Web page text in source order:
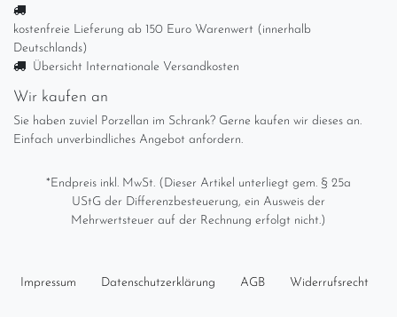
kostenfreie Lieferung ab 150 Euro Warenwert (innerhalb
Deutschlands)
Übersicht Internationale Versandkosten
Wir kaufen an
Sie haben zuviel Porzellan im Schrank? Gerne kaufen wir dieses an.
Einfach unverbindliches Angebot anfordern.
*Endpreis inkl. MwSt. (Dieser Artikel unterliegt gem. § 25a
UStG der Differenzbesteuerung, ein Ausweis der
Mehrwertsteuer auf der Rechnung erfolgt nicht.)
Impressum Daten­schutz­erklärung AGB Widerrufs­recht